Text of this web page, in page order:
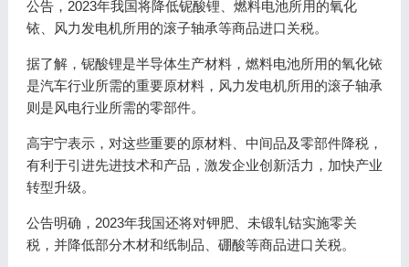
公告，2023年我国将降低铌酸锂、燃料电池所用的氧化
铱、风力发电机所用的滚子轴承等商品进口关税。
据了解，铌酸锂是半导体生产材料，燃料电池所用的氧化铱
是汽车行业所需的重要原材料，风力发电机所用的滚子轴承
则是风电行业所需的零部件。
高宇宁表示，对这些重要的原材料、中间品及零部件降税，
有利于引进先进技术和产品，激发企业创新活力，加快产业
转型升级。
公告明确，2023年我国还将对钾肥、未锻轧钴实施零关
税，并降低部分木材和纸制品、硼酸等商品进口关税。